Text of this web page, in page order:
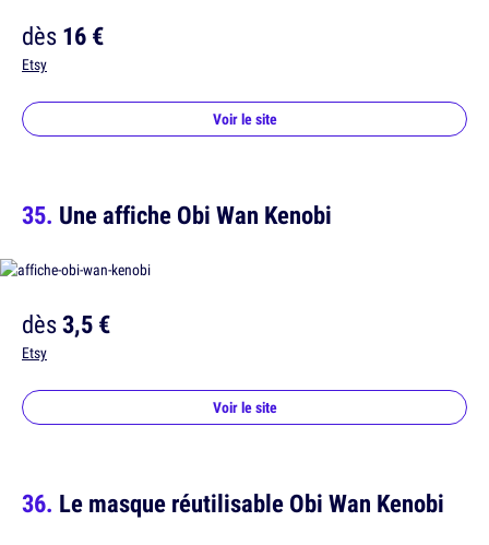
dès16 €
Etsy
Voir le site
Une affiche Obi Wan Kenobi
dès3,5 €
Etsy
Voir le site
Le masque réutilisable Obi Wan Kenobi